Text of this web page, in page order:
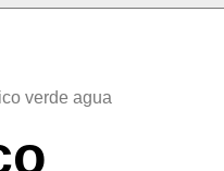
verde agua